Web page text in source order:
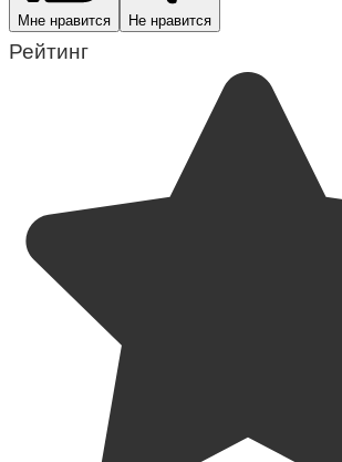
Мне нравится Не нравится
Рейтинг